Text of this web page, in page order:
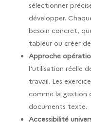
sélectionner
développer.
besoin concret,
tableur ou créer
Approche
l'utilisation réelle
travail. Les
comme la gestion
documents texte.
Accessibilité